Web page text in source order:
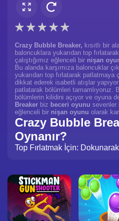
Crazy Bubble Breaker, kısıtlı bir
baloncuklara yukarıdan top
çalıştığımız eğlenceli bir nişan
Bu alanda karşımıza baloncuklar
yukarıdan top fırlatarak patlatmaya
dikkat ederek isabetli atışlar
patlatarak bölümleri tamamlıyoruz.
bölümlerin kilidini açıyor ve oyuna
Breaker biz beceri oyunu sevenler
eğlenceli bir nişan oyunu olarak
Crazy Bubble
Oynanır?
Top Fırlatmak İçin: